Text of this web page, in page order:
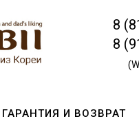
8
8
ГАРАНТИЯ И ВОЗВРАТ